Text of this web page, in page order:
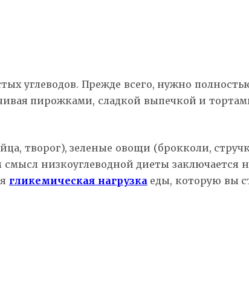
углеводов. Прежде всего, нужно
пирожками, сладкой выпечкой и
творог), зеленые овощи (брокколи,
низкоуглеводной диеты заключается
гликемическая нагрузкаеды, которую вы